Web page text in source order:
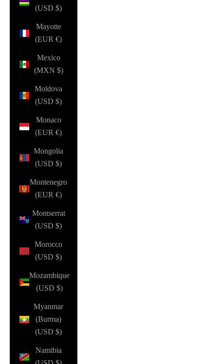
(USD $)
Mayotte
(EUR €)
Mexico
(MXN $)
Moldova
(USD $)
Monaco
(EUR €)
Mongolia
(USD $)
Montenegro
(EUR €)
Montserrat
(USD $)
Morocco
(USD $)
Mozambique
(USD $)
Myanmar
(Burma)
(USD $)
Namibia